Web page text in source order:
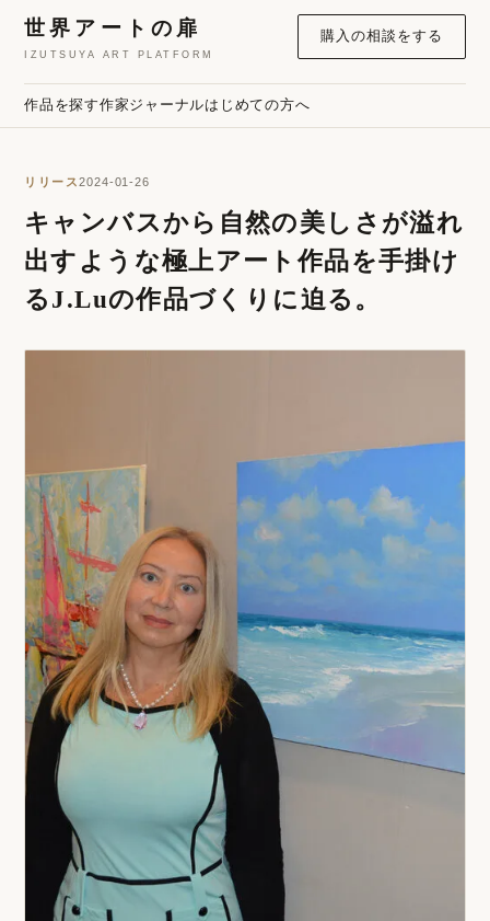
世界アートの扉
IZUTSUYA ART PLATFORM
作品を探す作家ジャーナルはじめての方へ
購入の相談をする
リリース2024-01-26
キャンバスから自然の美しさが溢れ
出すような極上アート作品を手掛け
るJ.Luの作品づくりに迫る。